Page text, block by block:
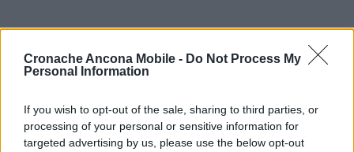
Cronache Ancona Mobile - Do Not Process My
Personal Information
If you wish to opt-out of the sale, sharing to third parties, or
processing of your personal or sensitive information for
targeted advertising by us, please use the below opt-out
© RIPRODUZIONE RISERVATA